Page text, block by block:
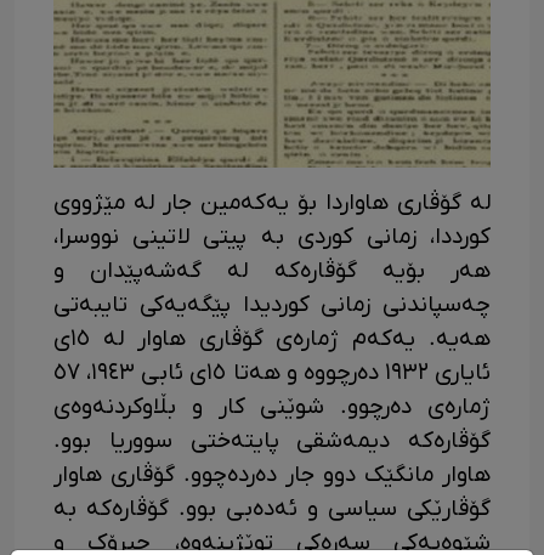
لە گۆڤاری هاواردا بۆ یەکەمین جار لە مێژووی
کورددا، زمانی کوردی بە پیتی لاتینی نووسرا،
هەر بۆیە گۆڤارەکە لە گەشەپێدان و
چەسپاندنی زمانی کوردیدا پێگەیەکی تایبەتی
هەیە. یەکەم ژمارەی گۆڤاری هاوار لە ١٥ی
ئایاری ١٩٣٢ دەرچووە و هەتا ١٥ی ئابی ١٩٤٣، ٥٧
ژمارەی دەرچوو. شوێنی کار و بڵاوکردنەوەی
گۆڤارەکە دیمەشقی پایتەختی سووریا بوو.
هاوار مانگێک دوو جار دەردەچوو. گۆڤاری هاوار
گۆڤارێکی سیاسی و ئەدەبی بوو. گۆڤارەکە بە
شێوەیەکی سەرەکی توێژینەوە، چیرۆک و